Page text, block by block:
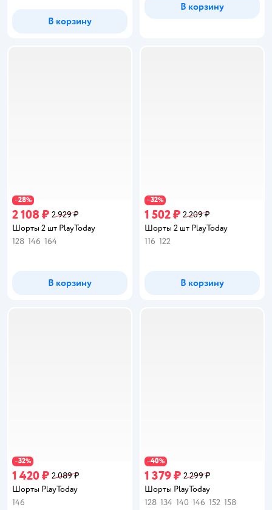
В корзину
В корзину
−28%
2 108 ₽ 2 929 ₽
Шорты 2 шт PlayToday
128 146 164
В корзину
−32%
1 502 ₽ 2 209 ₽
Шорты 2 шт PlayToday
116 122
В корзину
−32%
1 420 ₽ 2 089 ₽
Шорты PlayToday
146
−40%
1 379 ₽ 2 299 ₽
Шорты PlayToday
128 134 140 146 152 158